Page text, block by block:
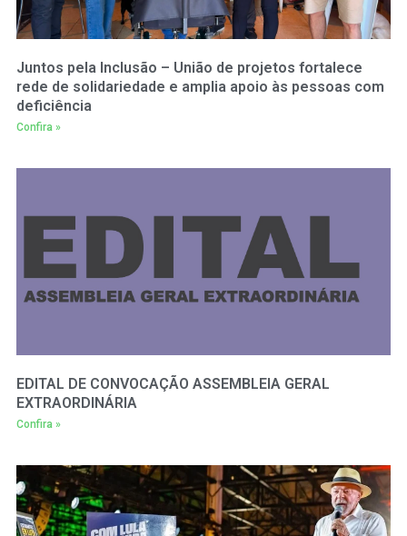
Juntos pela Inclusão – União de projetos fortalece
rede de solidariedade e amplia apoio às pessoas com
deficiência
Confira »
EDITAL DE CONVOCAÇÃO ASSEMBLEIA GERAL
EXTRAORDINÁRIA
Confira »